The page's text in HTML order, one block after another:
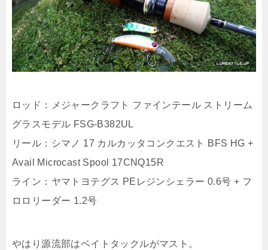
ロッド：メジャークラフト ファインテール ストリーム
グラスモデル FSG-B382UL
リール：シマノ 17 カルカッタコンクエスト BFS HG +
Avail Microcast Spool 17CNQ15R
ライン：ヤマトヨテグス PEレジンシェラー 0.6号 + フ
ロロリーダー 1.2号
やはり源流部はベイトタックルがマスト。